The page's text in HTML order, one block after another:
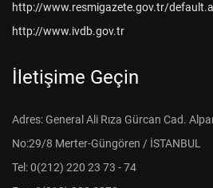
http://www.resmigazete.gov.tr/
http://www.ivdb.gov.tr
İletişime Geçin
Adres: General Ali Rıza Gürcan Cad.
No:29/8 Merter-Güngören / İSTANBUL
Tel: 0(212) 220 23 73 - 74